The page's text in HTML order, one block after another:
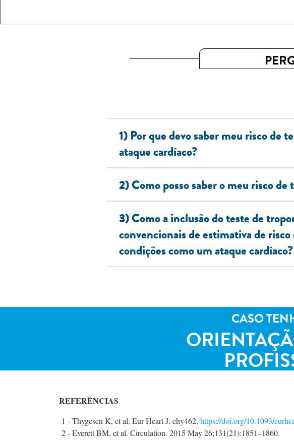
1) Por que devo saber meu risco de
ataque cardíaco?
2) Como posso saber o meu risco
3) Como a inclusão do teste de
convencionais de estimativa de
condições como um ataque cardíaco?
CASO
REFERÊNCIAS
1 - Thygesen K, et al. Eur Heart J. ehy462, https://doi.org/10.1093/
2 - Everett BM, et al. Circulation. 2015 May 26;131(21):1851–1860.